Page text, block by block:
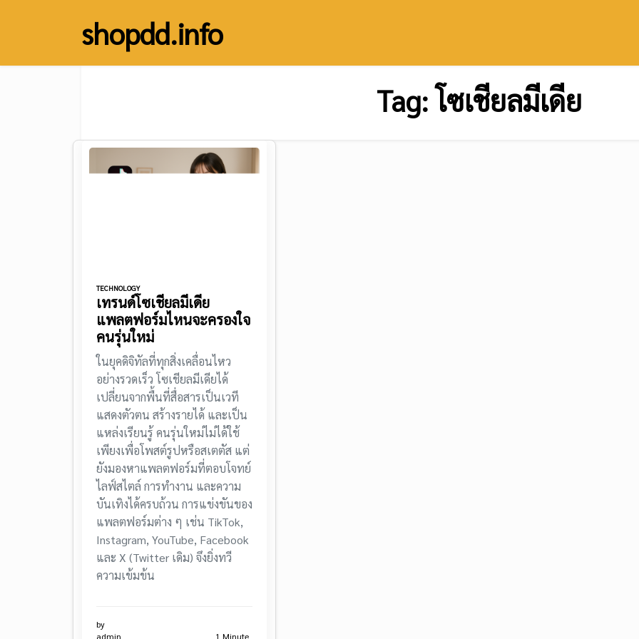
shopdd.info
Tag:โซเชียลมีเดีย
TECHNOLOGY
เทรนด์โซเชียลมีเดีย
แพลตฟอร์มไหนจะครองใจ
คนรุ่นใหม่
ในยุคดิจิทัลที่ทุกสิ่งเคลื่อนไหว
อย่างรวดเร็ว โซเชียลมีเดียได้
เปลี่ยนจากพื้นที่สื่อสารเป็นเวที
แสดงตัวตน สร้างรายได้ และเป็น
แหล่งเรียนรู้ คนรุ่นใหม่ไม่ได้ใช้
เพียงเพื่อโพสต์รูปหรือสเตตัส แต่
ยังมองหาแพลตฟอร์มที่ตอบโจทย์
ไลฟ์สไตล์ การทำงาน และความ
บันเทิงได้ครบถ้วน การแข่งขันของ
แพลตฟอร์มต่าง ๆ เช่น TikTok,
Instagram, YouTube, Facebook
และ X (Twitter เดิม) จึงยิ่งทวี
ความเข้มข้น
by
admin
1 Minute